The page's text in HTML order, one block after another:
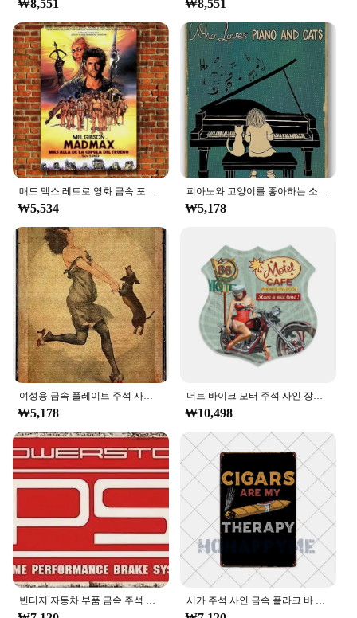
₩8,551 ₩8,551
₩5,534 ₩5,178
₩5,178
더트 바이크 모터 주석 사인 장식, 빈티지 오토바이 포스터, 아트 보드 벽 플레이트, 불규칙 플라크, 차고 홈 장식, 방패 사인
₩10,498